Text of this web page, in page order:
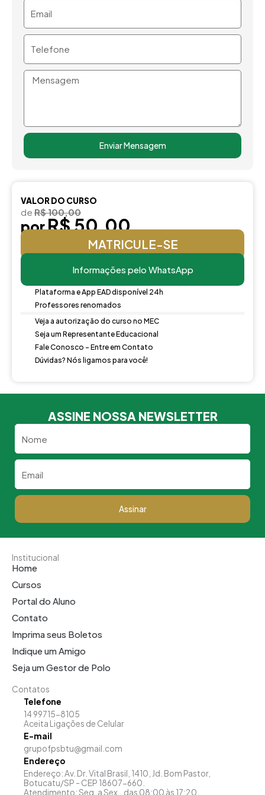
Mensagem
Enviar Mensagem
VALOR DO CURSO
de R$ 100,00
porR$ 50,00
MATRICULE-SE
Informações pelo WhatsApp
Plataforma e App EAD disponível 24h
Professores renomados
Veja a autorização do curso no MEC
Seja um Representante Educacional
Fale Conosco - Entre em Contato
Dúvidas? Nós ligamos para você!
ASSINE NOSSA NEWSLETTER
Assinar
Institucional
Home
Cursos
Portal do Aluno
Contato
Imprima seus Boletos
Indique um Amigo
Seja um Gestor de Polo
Contatos
Telefone
14 99715-8105
Aceita Ligações de Celular
E-mail
grupofpsbtu@gmail.com
Endereço
Endereço: Av. Dr. Vital Brasil, 1410, Jd. Bom Pastor,
Botucatu/SP - CEP 18607-660.
Atendimento: Seg. a Sex., das 08:00 às 17:20.